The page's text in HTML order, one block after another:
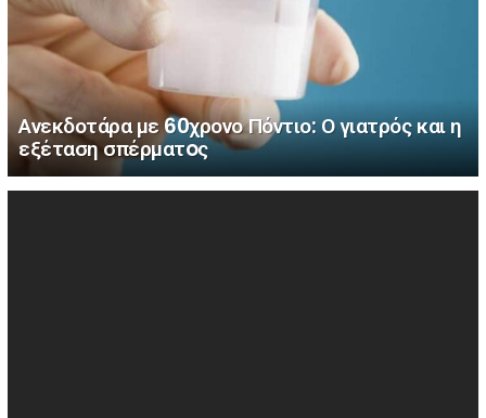
Ανεκδοτάρα με 60χρονο Πόντιο: Ο γιατρός και η
εξέταση σπέρματoς